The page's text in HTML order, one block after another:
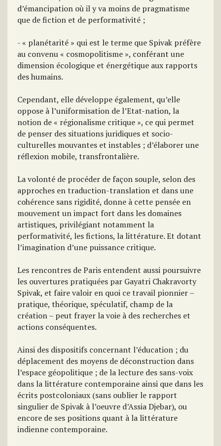
d’émancipation où il y va moins de pragmatisme
que de fiction et de performativité ;
- « planétarité » qui est le terme que Spivak préfère
au convenu « cosmopolitisme », conférant une
dimension écologique et énergétique aux rapports
des humains.
Cependant, elle développe également, qu’elle
oppose à l’uniformisation de l’Etat-nation, la
notion de « régionalisme critique », ce qui permet
de penser des situations juridiques et socio-
culturelles mouvantes et instables ; d’élaborer une
réflexion mobile, transfrontalière.
La volonté de procéder de façon souple, selon des
approches en traduction-translation et dans une
cohérence sans rigidité, donne à cette pensée en
mouvement un impact fort dans les domaines
artistiques, privilégiant notamment la
performativité, les fictions, la littérature. Et dotant
l’imagination d’une puissance critique.
Les rencontres de Paris entendent aussi poursuivre
les ouvertures pratiquées par Gayatri Chakravorty
Spivak, et faire valoir en quoi ce travail pionnier –
pratique, théorique, spéculatif, champ de la
création – peut frayer la voie à des recherches et
actions conséquentes.
Ainsi des dispositifs concernant l’éducation ; du
déplacement des moyens de déconstruction dans
l’espace géopolitique ; de la lecture des sans-voix
dans la littérature contemporaine ainsi que dans les
écrits postcoloniaux (sans oublier le rapport
singulier de Spivak à l’oeuvre d’Assia Djebar), ou
encore de ses positions quant à la littérature
indienne contemporaine.